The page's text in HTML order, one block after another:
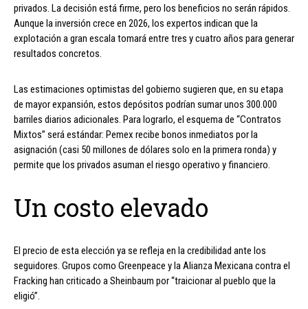
privados. La decisión está firme, pero los beneficios no serán rápidos.
Aunque la inversión crece en 2026, los expertos indican que la
explotación a gran escala tomará entre tres y cuatro años para generar
resultados concretos.
Las estimaciones optimistas del gobierno sugieren que, en su etapa
de mayor expansión, estos depósitos podrían sumar unos 300.000
barriles diarios adicionales. Para lograrlo, el esquema de “Contratos
Mixtos” será estándar: Pemex recibe bonos inmediatos por la
asignación (casi 50 millones de dólares solo en la primera ronda) y
permite que los privados asuman el riesgo operativo y financiero.
Un costo elevado
El precio de esta elección ya se refleja en la credibilidad ante los
seguidores. Grupos como Greenpeace y la Alianza Mexicana contra el
Fracking han criticado a Sheinbaum por “traicionar al pueblo que la
eligió”.